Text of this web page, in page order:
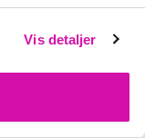
Vis detaljer